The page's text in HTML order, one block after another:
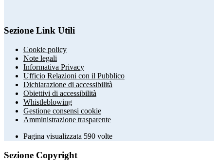
Sezione Link Utili
Cookie policy
Note legali
Informativa Privacy
Ufficio Relazioni con il Pubblico
Dichiarazione di accessibilità
Obiettivi di accessibilità
Whistleblowing
Gestione consensi cookie
Amministrazione trasparente
Pagina visualizzata 590 volte
Sezione Copyright